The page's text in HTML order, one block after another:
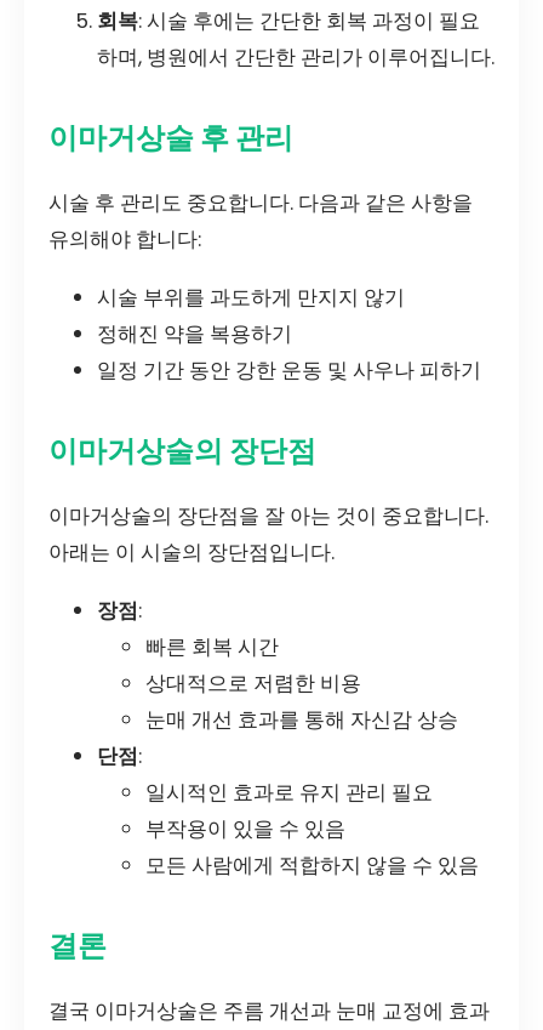
회복: 시술 후에는 간단한 회복 과정이 필요
하며, 병원에서 간단한 관리가 이루어집니다.
이마거상술 후 관리
시술 후 관리도 중요합니다. 다음과 같은 사항을
유의해야 합니다:
시술 부위를 과도하게 만지지 않기
정해진 약을 복용하기
일정 기간 동안 강한 운동 및 사우나 피하기
이마거상술의 장단점
이마거상술의 장단점을 잘 아는 것이 중요합니다.
아래는 이 시술의 장단점입니다.
장점:
빠른 회복 시간
상대적으로 저렴한 비용
눈매 개선 효과를 통해 자신감 상승
단점:
일시적인 효과로 유지 관리 필요
부작용이 있을 수 있음
모든 사람에게 적합하지 않을 수 있음
결론
결국 이마거상술은 주름 개선과 눈매 교정에 효과